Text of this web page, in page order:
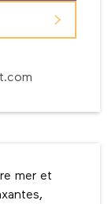
mer et